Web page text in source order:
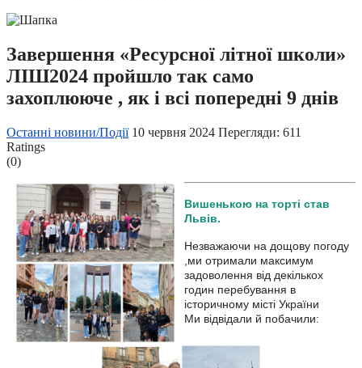
Завершення «Ресурсної літної школи»
ЛІШ2024 пройшло так само
захоплююче , як і всі попередні 9 днів
Останні новини/Події 10 червня 2024 Перегляди: 611
Ratings
(0)
Вишенькою на торті став
Львів.
Незважаючи на дощову погоду
,ми отримали максимум
задоволення від декількох
годин перебування в
історичному місті України
Ми відвідали й побачили: